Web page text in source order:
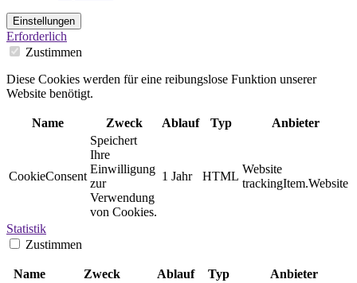
Einstellungen
Erforderlich
Zustimmen
Diese Cookies werden für eine reibungslose Funktion unserer
Website benötigt.
Name Zweck Ablauf Typ Anbieter
CookieConsent
Speichert
Ihre
Einwilligung
zur
Verwendung
von Cookies.
1 Jahr HTML
Website
trackingItem.Website
Statistik
Zustimmen
Name Zweck Ablauf Typ Anbieter